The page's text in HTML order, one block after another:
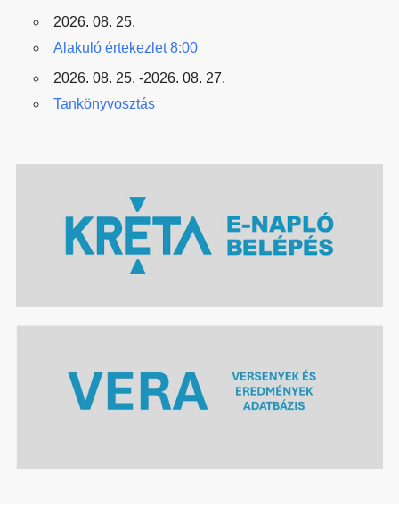
2026. 08. 25.
Alakuló értekezlet 8:00
2026. 08. 25. -2026. 08. 27.
Tankönyvosztás